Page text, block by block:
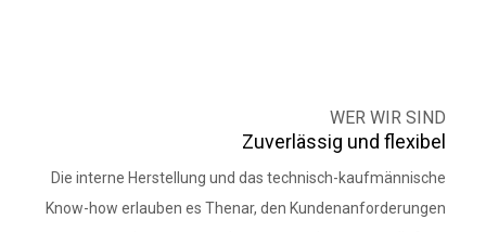
WER WIR SIND
Zuverlässig und flexibel
Die interne Herstellung und das technisch-kaufmännische
Know-how erlauben es Thenar, den Kundenanforderungen